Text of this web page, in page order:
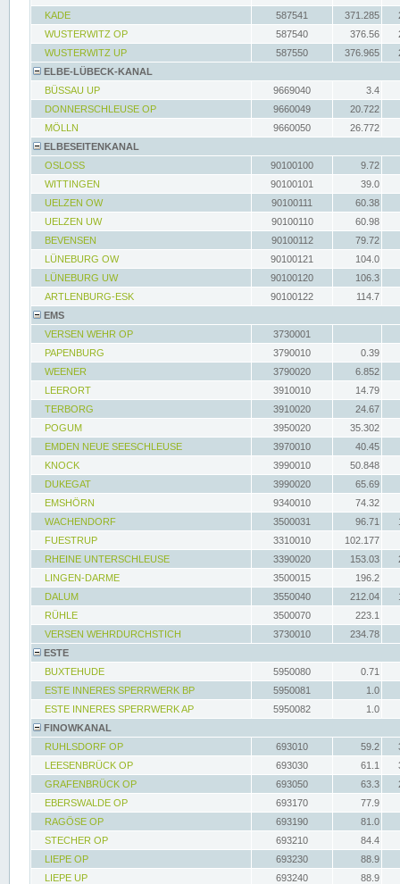
KADE
587541 371.285
WUSTERWITZ OP
587540 376.56
WUSTERWITZ UP
587550 376.965
ELBE-LÜBECK-KANAL
BÜSSAU UP
9669040
3.4
DONNERSCHLEUSE OP
9660049
20.722
MÖLLN
9660050
26.772
ELBESEITENKANAL
OSLOSS
90100100
9.72
WITTINGEN
90100101
39.0
UELZEN OW
90100111
60.38
UELZEN UW
90100110
60.98
BEVENSEN
90100112
79.72
LÜNEBURG OW
90100121
104.0
LÜNEBURG UW
90100120
106.3
ARTLENBURG-ESK
90100122
114.7
EMS
VERSEN WEHR OP
3730001
PAPENBURG
3790010
0.39
WEENER
3790020
6.852
LEERORT
3910010
14.79
TERBORG
3910020
24.67
POGUM
3950020
35.302
EMDEN NEUE SEESCHLEUSE
3970010
40.45
KNOCK
3990010
50.848
DUKEGAT
3990020
65.69
EMSHÖRN
9340010
74.32
WACHENDORF
3500031 96.71
FUESTRUP
3310010
102.177
RHEINE UNTERSCHLEUSE
3390020 153.03
LINGEN-DARME
3500015
196.2
DALUM
3550040 212.04
RÜHLE
3500070
223.1
VERSEN WEHRDURCHSTICH
3730010
234.78
ESTE
BUXTEHUDE
5950080
0.71
ESTE INNERES SPERRWERK BP
5950081
1.0
ESTE INNERES SPERRWERK AP
5950082
1.0
FINOWKANAL
RUHLSDORF OP
693010 59.2
LEESENBRÜCK OP
693030 61.1
GRAFENBRÜCK OP
693050 63.3
EBERSWALDE OP
693170
77.9
RAGÖSE OP
693190
81.0
STECHER OP
693210
84.4
LIEPE OP
693230
88.9
LIEPE UP
693240
88.9